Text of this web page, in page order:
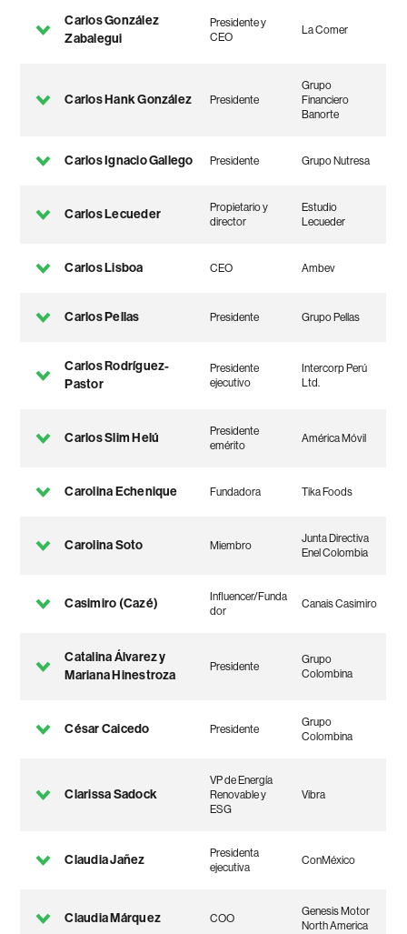
Carlos González
Zabalegui
Presidente y
CEO
La Comer
Carlos Hank González Presidente
Grupo
Financiero
Banorte
Carlos Ignacio Gallego Presidente Grupo Nutresa
Carlos Lecueder
Propietario y
director
Estudio
Lecueder
Carlos Lisboa CEO Ambev
Carlos Pellas Presidente Grupo Pellas
Carlos Rodríguez-
Pastor
Presidente
ejecutivo
Intercorp Perú
Ltd.
Carlos Slim Helú
Presidente
emérito
América Móvil
Carolina Echenique Fundadora Tika Foods
Carolina Soto Miembro
Junta Directiva
Enel Colombia
Casimiro (Cazé)
Influencer/Funda
dor
Canais Casimiro
Catalina Álvarez y
Mariana Hinestroza
Presidente
Grupo
Colombina
César Caicedo Presidente
Grupo
Colombina
Clarissa Sadock
VP de Energía
Renovable y
ESG
Vibra
Claudia Jañez
Presidenta
ejecutiva
ConMéxico
Claudia Márquez COO
Genesis Motor
North America